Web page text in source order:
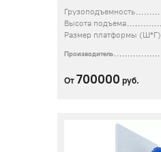
Грузоподъемность
Высота подъема
Размер платформы (Ш*Г)
Производитель
От 700000 руб.